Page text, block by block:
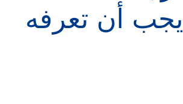
يجب أن تعرفه